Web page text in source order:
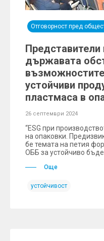
Отговорност пред
Представители
държавата
устойчиви
пластмаса в
26 септември 2024
“ESG при
на опаковки.
бе темата на петия
ОББ за устойчиво
Още
устойчивост